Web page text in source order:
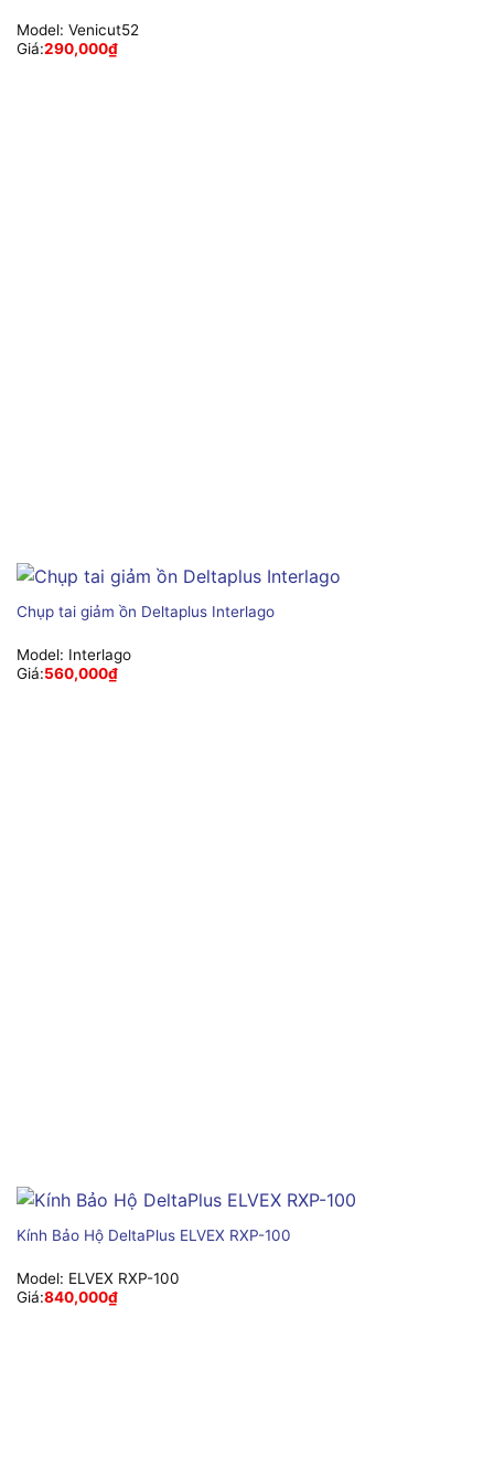
Model: Venicut52
Giá:290,000₫
Chụp tai giảm ồn Deltaplus Interlago
Model: Interlago
Giá:560,000₫
Kính Bảo Hộ DeltaPlus ELVEX RXP-100
Model: ELVEX RXP-100
Giá:840,000₫